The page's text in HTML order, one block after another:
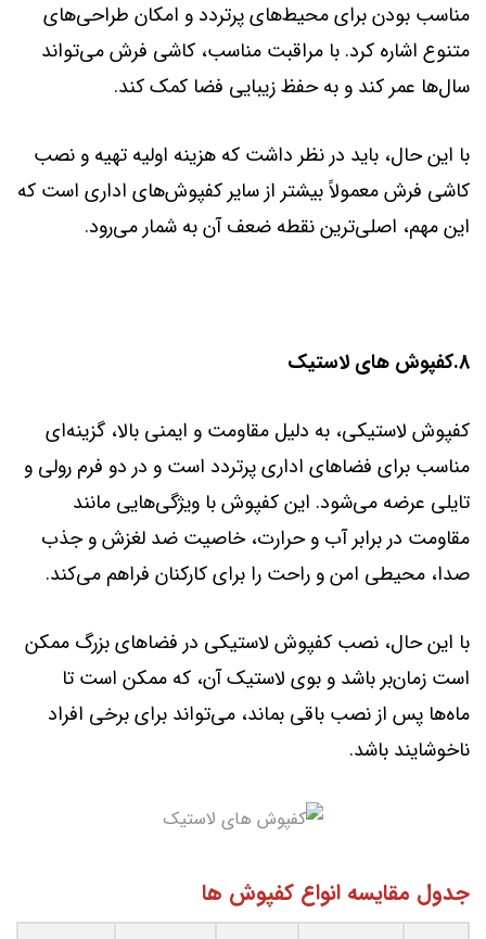
مناسب بودن برای محیط‌های پرتردد و امکان طراحی‌های
متنوع اشاره کرد. با مراقبت مناسب، کاشی فرش می‌تواند
سال‌ها عمر کند و به حفظ زیبایی فضا کمک کند.
با این حال، باید در نظر داشت که هزینه اولیه تهیه و نصب
کاشی فرش معمولاً بیشتر از سایر کفپوش‌های اداری است که
این مهم، اصلی‌ترین نقطه ضعف آن به شمار می‌رود.
8.کفپوش های لاستیک
کفپوش لاستیکی، به دلیل مقاومت و ایمنی بالا، گزینه‌ای
مناسب برای فضاهای اداری پرتردد است و در دو فرم رولی و
تایلی عرضه می‌شود. این کفپوش با ویژگی‌هایی مانند
مقاومت در برابر آب و حرارت، خاصیت ضد لغزش و جذب
صدا، محیطی امن و راحت را برای کارکنان فراهم می‌کند.
با این حال، نصب کفپوش لاستیکی در فضاهای بزرگ ممکن
است زمان‌بر باشد و بوی لاستیک آن، که ممکن است تا
ماه‌ها پس از نصب باقی بماند، می‌تواند برای برخی افراد
ناخوشایند باشد.
جدول مقایسه انواع کفپوش ها